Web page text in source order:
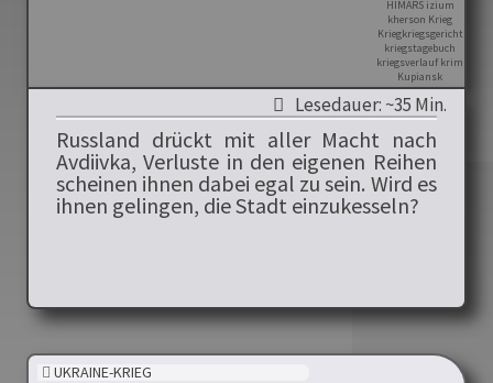
Lesedauer: ~35 Min.
Russland drückt mit aller Macht nach
Avdiivka, Verluste in den eigenen Reihen
scheinen ihnen dabei egal zu sein. Wird es
ihnen gelingen, die Stadt einzukesseln?
UKRAINE-KRIEG